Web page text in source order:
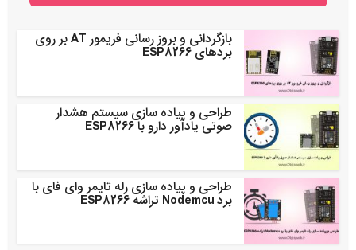
بازگردانی و بروز رسانی فریمور AT بر روی
بردهای ESP8266
طراحی و پیاده سازی سیستم هشدار
صوتی یادآور دارو با ESP8266
طراحی و پیاده سازی رله تایمر وای فای با
برد Nodemcu تراشه ESP8266